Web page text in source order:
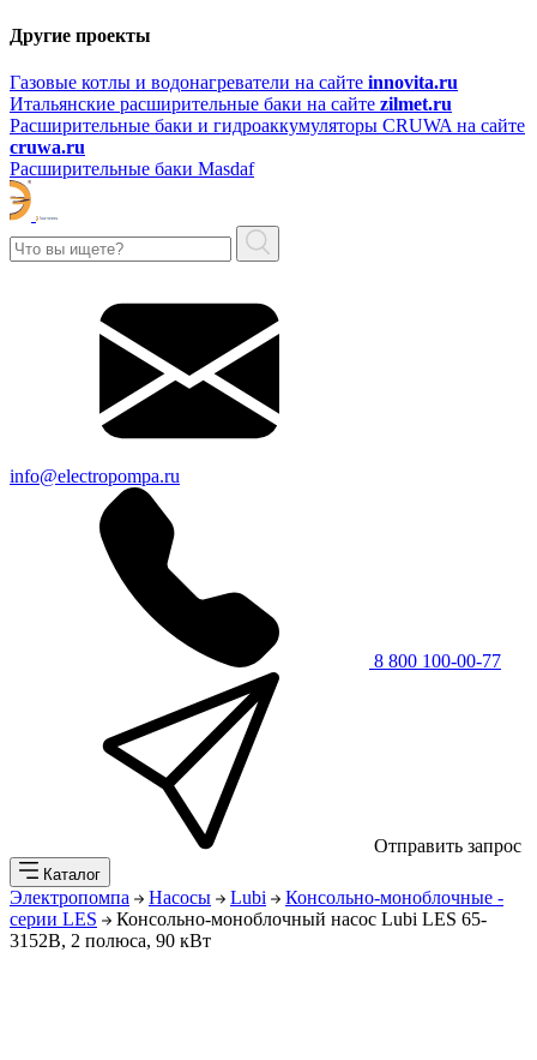
Другие проекты
Газовые котлы и водонагреватели на сайте innovita.ru
Итальянские расширительные баки на сайте zilmet.ru
Расширительные баки и гидроаккумуляторы CRUWA на сайте
cruwa.ru
Расширительные баки Masdaf
info@electropompa.ru
8 800 100-00-77
Отправить запрос
Каталог
Электропомпа Насосы Lubi
Консольно-моноблочные -
серии LES
Консольно-моноблочный насос Lubi LES 65-
3152B, 2 полюса, 90 кВт